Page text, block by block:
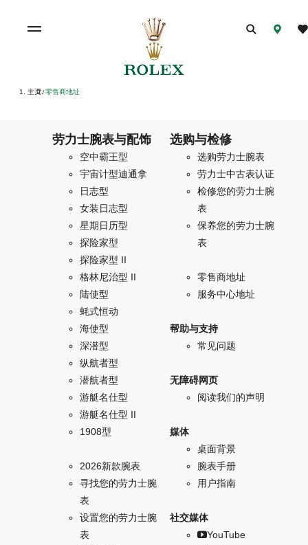
主页/ 零售商地址
劳力士腕表与配饰
空中霸王型
宇宙计型迪通拿
日志型
女装日志型
星期日历型
探险家型
探险家型 II
格林尼治型 II
陆使型
蚝式恒动
海使型
深潜型
纵航者型
潜航者型
游艇名仕型
游艇名仕型 II
1908型
2026新款腕表
寻找您的劳力士腕
表
设置您的劳力士腕
表
选购与检修
选购劳力士腕表
劳力士中古表认证
检修您的劳力士腕
表
保养您的劳力士腕
表
零售商地址
服务中心地址
帮助与支持
常见问题
无障碍网页
阅读我们的声明
媒体
桌面背景
腕表手册
用户指南
社交媒体
YouTube